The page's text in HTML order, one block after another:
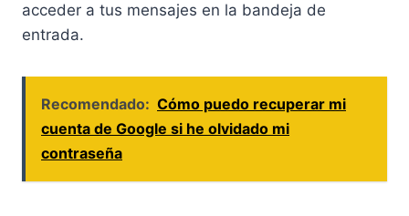
acceder a tus mensajes en la bandeja de
entrada.
Recomendado: Cómo puedo recuperar mi
cuenta de Google si he olvidado mi
contraseña